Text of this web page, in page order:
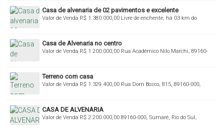
Casa de alvenaria de 02 pavimentos e excelente
acabamento! R$ 1.380.000,00
Valor de Venda
Livre de enchente, há 03 km do
Brasil
Casa de Alvenaria no centro
R$ 1.200.000,00
Valor de Venda
Rua Acadêmico Nilo Marchi, 89160-
Terreno com casa
R$ 1.329.400,00
Valor de Venda
Rua Dom Bosco, 815, 89160-000,
CASA DE ALVENARIA
R$ 2.200.000,00
Valor de Venda
89160-000, Sumaré, Rio do Sul,